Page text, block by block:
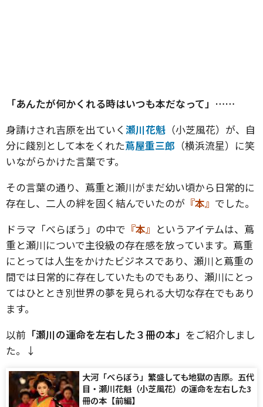
「あんたが何かくれる時はいつも本だなって」……
身請けされ吉原を出ていく 瀬川花魁 （小芝風花）が、自
分に餞別として本をくれた蔦屋重三郎 （横浜流星）に笑
いながらかけた言葉です。
その言葉の通り、蔦重と瀬川がまだ幼い頃から日常的に
存在し、二人の絆を固く結んでいたのが 『本』 でした。
ドラマ「べらぼう」の中で 『本』 というアイテムは、蔦
重と瀬川についで主役級の存在感を放っています。蔦重
にとっては人生をかけたビジネスであり、瀬川と蔦重の
間では日常的に存在していたものでもあり、瀬川にとっ
てはひととき別世界の夢を見られる大切な存在でもあり
ます。
以前 「瀬川の運命を左右した３冊の本」 をご紹介しまし
た。↓
大河「べらぼう」繁盛しても地獄の吉原。五代
目・瀬川花魁（小芝風花）の運命を左右した3
冊の本【前編】